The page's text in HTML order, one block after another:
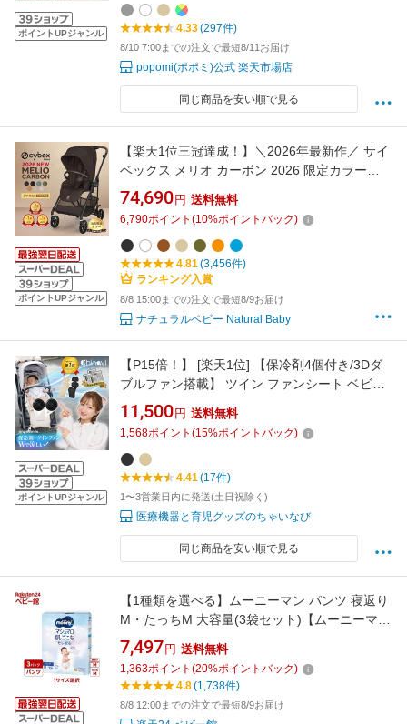
ポイントUPジャンル
popomi フォルダーマット
4.33(297件)
8/10 7:00までの注文で最短8/11お届け
popomi(ポポミ)公式 楽天市場店
同じ商品を安い順で見る
ポイントUPジャンル
【楽天1位三冠達成！】＼2026年最新作／ サイ
ベックス メリオ カーボン 2026 限定カラー
cybex MELIO メリオカーボン 最新 赤ちゃん ベ
ビー 子供 1ヶ月 15kg a型 ベビーカー A形 両対
面 軽量 コンパクト 折り畳み 折りたたみ 正規品
2年保証 送料無料
74,690 円 送料無料
6,790ポイント (10%ポイントバック)
4.81(3,456件)
ランキング入賞
8/8 15:00までの注文で最短8/9お届け
ナチュラルベビー Natural Baby
ポイントUPジャンル
【P15倍！】 [楽天1位] 【保冷剤4個付き/3Dダ
ブルファン搭載】 ツイン ファンシート ベビー
カーシート メッシュ ベビーカー 扇風機 暑さ対
策 チャイルドシート 赤ちゃん ベビー 熱中症対
策 夏用 USB電源 ちゃいなび アンジュスマイル
11,500 円 送料無料
1,568ポイント (15%ポイントバック)
4.41(17件)
1〜3営業日内に発送(土日祝除く)
医療機器と育児グッズのちゃいなび
同じ商品を安い順で見る
【1種類を選べる】ムーニーマン パンツ 寝返り
M・たっちM 大容量(3袋セット)【ムーニーマ
ン】
7,497 円 送料無料
1,363ポイント (20%ポイントバック)
4.8(1,738件)
8/8 12:00までの注文で最短8/9お届け